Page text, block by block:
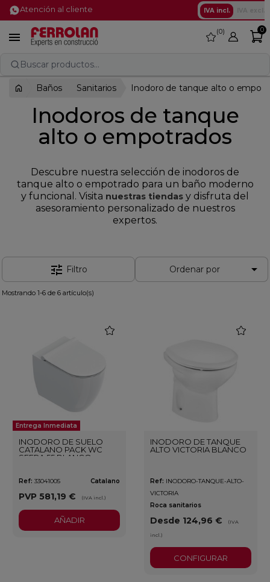
Atención al cliente IVA incl.
 favorite
0 0
Buscar productos...
Baños Sanitarios Inodoro de tanque alto o
Inodoros de tanque
alto o empotrados
Descubre nuestra selección de inodoros de
tanque alto o empotrado para un baño moderno
y funcional. Visita nuestras tiendas y disfruta del
asesoramiento personalizado de nuestros
expertos.
tune Filtro Ordenar por 
Mostrando 1-6 de 6 artículo(s)
Entrega Inmediata
INODORO DE SUELO
CATALANO PACK WC
SFERA 55 BLANCO
Ref: 33041005 Catalano
PVP 581,19 € (IVA incl.)
AÑADIR
INODORO DE TANQUE
ALTO VICTORIA BLANCO
Ref: INODORO-TANQUE-ALTO-
VICTORIA
Roca sanitarios
Desde 124,96 € (IVA
incl.)
CONFIGURAR